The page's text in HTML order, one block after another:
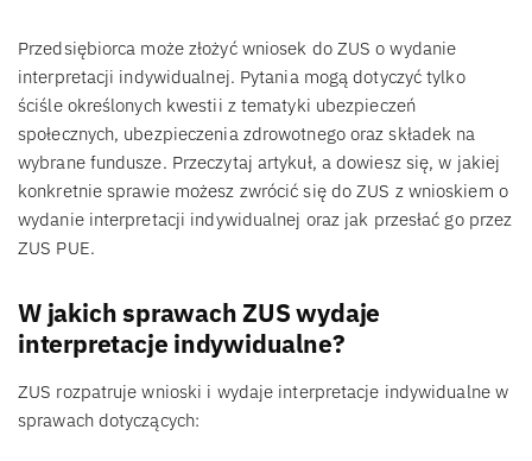
Przedsiębiorca może złożyć wniosek do ZUS o wydanie
interpretacji indywidualnej. Pytania mogą dotyczyć tylko
ściśle określonych kwestii z tematyki ubezpieczeń
społecznych, ubezpieczenia zdrowotnego oraz składek na
wybrane fundusze. Przeczytaj artykuł, a dowiesz się, w jakiej
konkretnie sprawie możesz zwrócić się do ZUS z wnioskiem o
wydanie interpretacji indywidualnej oraz jak przesłać go przez
ZUS PUE.
W jakich sprawach ZUS wydaje
interpretacje indywidualne?
ZUS rozpatruje wnioski i wydaje interpretacje indywidualne w
sprawach dotyczących: